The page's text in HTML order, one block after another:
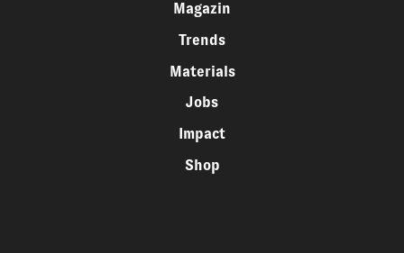
Magazin
Trends
Materials
Jobs
Impact
Shop